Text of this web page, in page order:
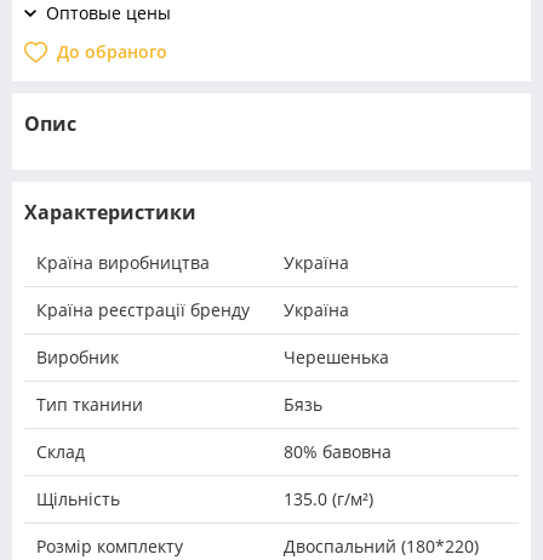
Оптовые цены
До обраного
Опис
Характеристики
Країна виробництва Україна
Країна реєстрації бренду Україна
Виробник Черешенька
Тип тканини Бязь
Склад 80% бавовна
Щільність 135.0 (г/м²)
Розмір комплекту Двоспальний (180*220)